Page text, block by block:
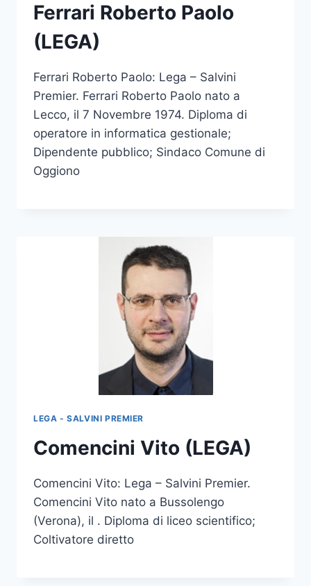
Ferrari Roberto Paolo
(LEGA)
Ferrari Roberto Paolo: Lega – Salvini
Premier. Ferrari Roberto Paolo nato a
Lecco, il 7 Novembre 1974. Diploma di
operatore in informatica gestionale;
Dipendente pubblico; Sindaco Comune di
Oggiono
LEGA - SALVINI PREMIER
Comencini Vito (LEGA)
Comencini Vito: Lega – Salvini Premier.
Comencini Vito nato a Bussolengo
(Verona), il . Diploma di liceo scientifico;
Coltivatore diretto